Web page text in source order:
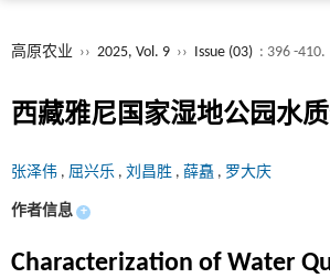
高原农业 ›› 2025, Vol. 9 ›› Issue (03) : 396 -410.
西藏雅尼国家湿地公园水
张泽伟 , 屈兴乐 , 刘昌胜 , 薛矗 , 罗大庆
作者信息 +
Characterization of Water